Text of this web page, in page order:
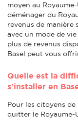
moyen au
déménager du
revenus de manière
avec un mode de
plus de revenus
Basel peut vous
Quelle est la
s'installer en
Pour les citoyens
quitter le Royaume-